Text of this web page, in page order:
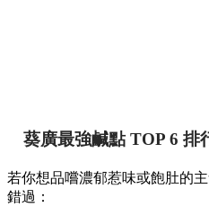
葵廣最強鹹點 TOP 6 排
若你想品嚐濃郁惹味或飽肚的
錯過：